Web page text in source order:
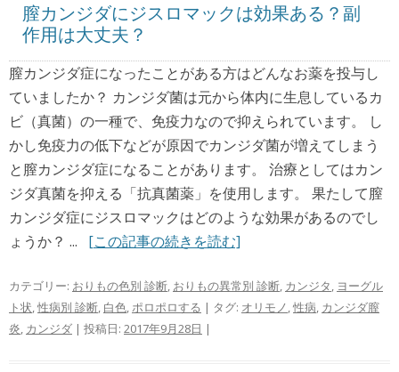
膣カンジダにジスロマックは効果ある？副
作用は大丈夫？
膣カンジダ症になったことがある方はどんなお薬を投与し
ていましたか？ カンジダ菌は元から体内に生息しているカ
ビ（真菌）の一種で、免疫力なので抑えられています。 し
かし免疫力の低下などが原因でカンジダ菌が増えてしまう
と膣カンジダ症になることがあります。 治療としてはカン
ジダ真菌を抑える「抗真菌薬」を使用します。 果たして膣
カンジダ症にジスロマックはどのような効果があるのでし
ょうか？ ... [この記事の続きを読む]
カテゴリー: おりもの色別 診断, おりもの異常別 診断, カンジタ, ヨーグル
ト状,性病別 診断, 白色,ポロポロする | タグ: オリモノ,性病, カンジダ膣
炎, カンジダ | 投稿日: 2017年9月28日 |